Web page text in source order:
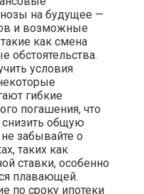
на будущее —
и возможные
как смена
обстоятельства.
условия
гибкие
погашения, что
общую
забывайте о
таких как
ставки, особенно
плавающей.
по сроку ипотеки